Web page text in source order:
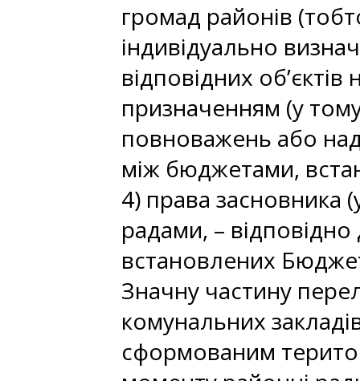
громад районів
індивідуально
відповідних
призначенням (у тому
повноважень або
між бюджетами,
4) права засновника
радами, –
встановлених
Значну частину
комунальних
сформованим